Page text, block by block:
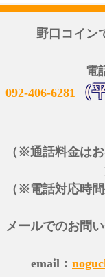
野口コイン
電
092-406-6281
（
（※通話料金は
（※電話対応時
メールでのお問
email：